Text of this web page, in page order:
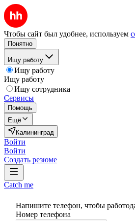
Чтобы сайт был удобнее, используем
Понятно
Ищу работу
Ищу работу
Ищу работу
Ищу сотрудника
Сервисы
Помощь
Ещё
Калининград
Войти
Войти
Создать резюме
Catch me
Напишите телефон, чтобы
Номер телефона